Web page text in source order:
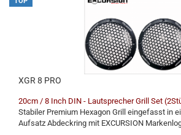
XGR 8 PRO
20cm / 8 Inch DIN - Lautsprecher Grill Set
Stabiler Premium Hexagon Grill eingefasst in
Aufsatz Abdeckring mit EXCURSION